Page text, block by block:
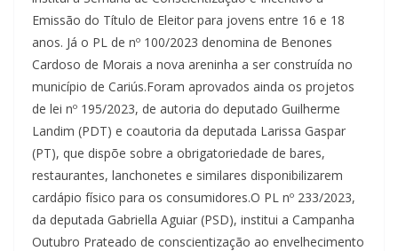
Emissão do Título de Eleitor para jovens entre 16 e 18
anos. Já o PL de nº 100/2023 denomina de Benones
Cardoso de Morais a nova areninha a ser construída no
município de Cariús.Foram aprovados ainda os projetos
de lei nº 195/2023, de autoria do deputado Guilherme
Landim (PDT) e coautoria da deputada Larissa Gaspar
(PT), que dispõe sobre a obrigatoriedade de bares,
restaurantes, lanchonetes e similares disponibilizarem
cardápio físico para os consumidores.O PL nº 233/2023,
da deputada Gabriella Aguiar (PSD), institui a Campanha
Outubro Prateado de conscientização ao envelhecimento